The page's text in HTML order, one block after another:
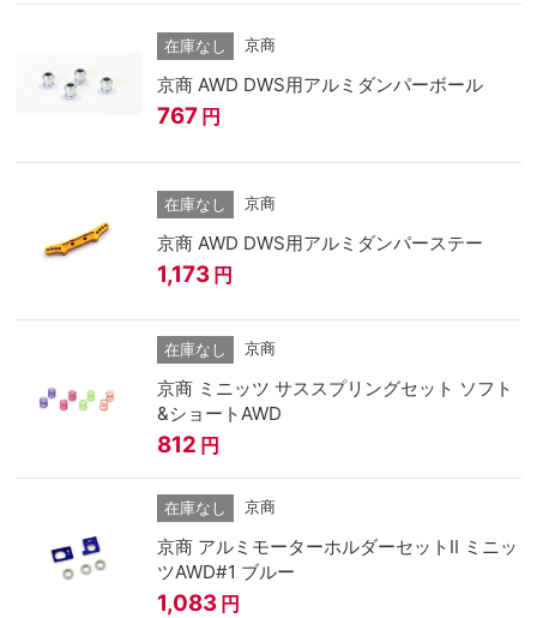
在庫なし 京商
京商 AWD DWS用アルミダンパーボール
767 円
在庫なし 京商
京商 AWD DWS用アルミダンパーステー
1,173 円
在庫なし 京商
京商 ミニッツ サススプリングセット ソフト
&ショートAWD
812 円
在庫なし 京商
京商 アルミモーターホルダーセットⅡ ミニッ
ツAWD#1 ブルー
1,083 円